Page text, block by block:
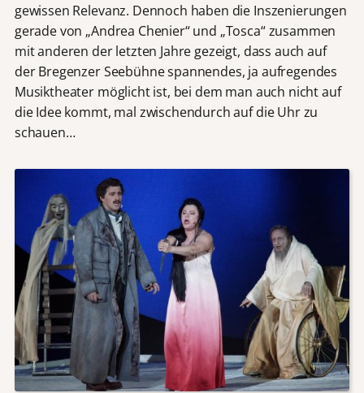
gewissen Relevanz. Dennoch haben die Inszenierungen
gerade von „Andrea Chenier“ und „Tosca“ zusammen
mit anderen der letzten Jahre gezeigt, dass auch auf
der Bregenzer Seebühne spannendes, ja aufregendes
Musiktheater möglicht ist, bei dem man auch nicht auf
die Idee kommt, mal zwischendurch auf die Uhr zu
schauen…